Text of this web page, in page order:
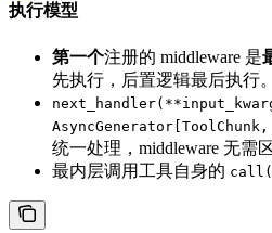
执行模型
第一个注册的 middleware 是
先执行，后置逻辑最后执行。
AsyncGenerator[ToolChunk,
统一处理，middleware 无需区
最内层调用工具自身的